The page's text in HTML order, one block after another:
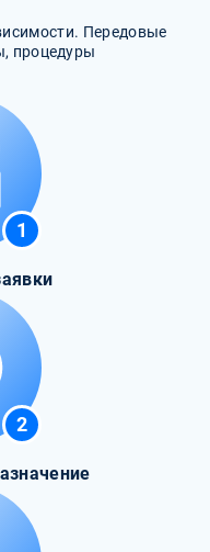
Передовые
процедуры
1
2